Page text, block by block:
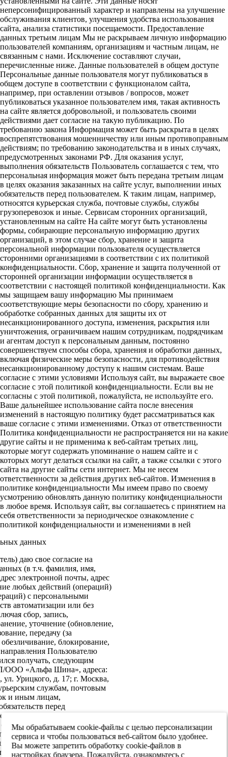
неперсонифицированный характер и направлены на улучшение
обслуживания клиентов, улучшения удобства использования
сайта, анализа статистики посещаемости. Предоставление
данных третьим лицам Мы не раскрываем личную информацию
пользователей компаниям, организациям и частным лицам, не
связанным с нами. Исключение составляют случаи,
перечисленные ниже. Данные пользователей в общем доступе
Персональные данные пользователя могут публиковаться в
общем доступе в соответствии с функционалом сайта,
например, при оставлении отзывов / вопросов, может
публиковаться указанное пользователем имя, такая активность
на сайте является добровольной, и пользователь своими
действиями дает согласие на такую публикацию. По
требованию закона Информация может быть раскрыта в целях
воспрепятствования мошенничеству или иным противоправным
действиям; по требованию законодательства и в иных случаях,
предусмотренных законами РФ. Для оказания услуг,
выполнения обязательств Пользователь соглашается с тем, что
персональная информация может быть передана третьим лицам
в целях оказания заказанных на сайте услуг, выполнении иных
обязательств перед пользователем. К таким лицам, например,
относятся курьерская служба, почтовые службы, службы
грузоперевозок и иные. Сервисам сторонних организаций,
установленным на сайте На сайте могут быть установлены
формы, собирающие персональную информацию других
организаций, в этом случае сбор, хранение и защита
персональной информации пользователя осуществляется
сторонними организациями в соответствии с их политикой
конфиденциальности. Сбор, хранение и защита полученной от
сторонней организации информации осуществляется в
соответствии с настоящей политикой конфиденциальности. Как
мы защищаем вашу информацию Мы принимаем
соответствующие меры безопасности по сбору, хранению и
обработке собранных данных для защиты их от
несанкционированного доступа, изменения, раскрытия или
уничтожения, ограничиваем нашим сотрудникам, подрядчикам
и агентам доступ к персональным данным, постоянно
совершенствуем способы сбора, хранения и обработки данных,
включая физические меры безопасности, для противодействия
несанкционированному доступу к нашим системам. Ваше
согласие с этими условиями Используя сайт, вы выражаете свое
согласие с этой политикой конфиденциальности. Если вы не
согласны с этой политикой, пожалуйста, не используйте его.
Ваше дальнейшее использование сайта после внесения
изменений в настоящую политику будет рассматриваться как
ваше согласие с этими изменениями. Отказ от ответственности
Политика конфиденциальности не распространяется ни на какие
другие сайты и не применима к веб-сайтам третьих лиц,
которые могут содержать упоминание о нашем сайте и с
которых могут делаться ссылки на сайт, а также ссылки с этого
сайта на другие сайты сети интернет. Мы не несем
ответственности за действия других веб-сайтов. Изменения в
политике конфиденциальности Мы имеем право по своему
усмотрению обновлять данную политику конфиденциальности
в любое время. Используя сайт, вы соглашаетесь с принятием на
себя ответственности за периодическое ознакомление с
политикой конфиденциальности и изменениями в ней
данных
даю свое согласие на
(в т.ч. фамилия, имя,
электронной почты, адрес
любых действий (операций)
с персональными
автоматизации или без
сбор, запись,
уточнение (обновление,
передачу (за
блокирование,
Пользователю
получать, следующим
ООО «Альфа Шина», адреса:
Урицкого, д. 17; г. Москва,
службам, почтовым
и иным лицам,
перед
на передачу в
информационной
данных третьим
реализации целей,
Настоящее согласие
Мы обрабатываем cookie-файлы с целью персонализации
сервиса и чтобы пользоваться веб-сайтом было удобнее.
Вы можете запретить обработку cookie-файлов в
настройках браузера. Пожалуйста, ознакомьтесь с